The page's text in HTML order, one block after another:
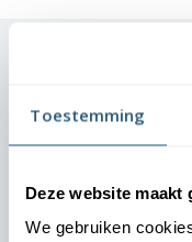
Toestemming
Deze website maakt
We gebruiken
Direct het juiste
Landal - Marianne